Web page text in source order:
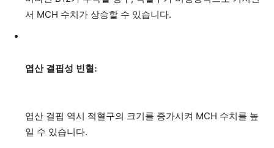
서 MCH 수치가 상승할 수 있습니다.
엽산 결핍성 빈혈:
엽산 결핍 역시 적혈구의 크기를 증가시켜 MCH 수치를 높
일 수 있습니다.